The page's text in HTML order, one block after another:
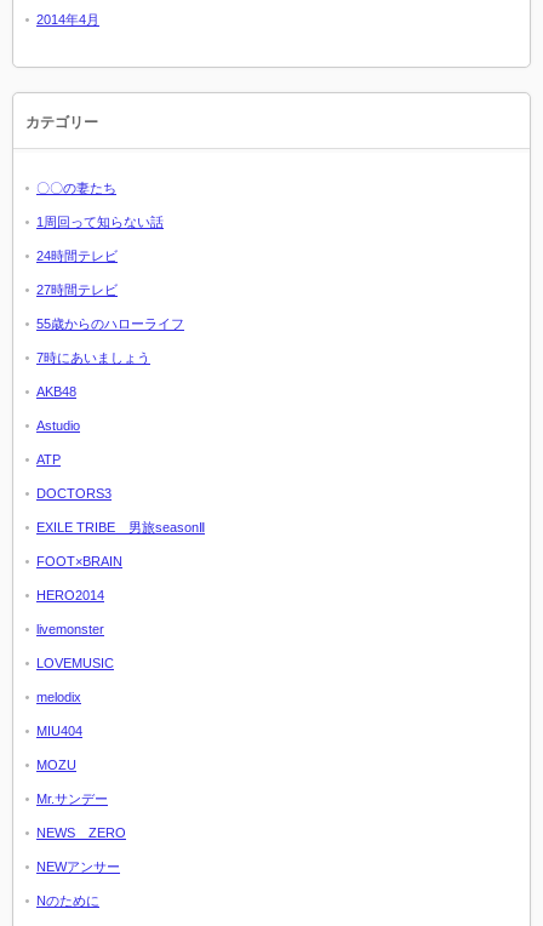
2014年4月
カテゴリー
〇〇の妻たち
1周回って知らない話
24時間テレビ
27時間テレビ
55歳からのハローライフ
7時にあいましょう
AKB48
Astudio
ATP
DOCTORS3
EXILE TRIBE 男旅seasonⅡ
FOOT×BRAIN
HERO2014
livemonster
LOVEMUSIC
melodix
MIU404
MOZU
Mr.サンデー
NEWS ZERO
NEWアンサー
Nのために